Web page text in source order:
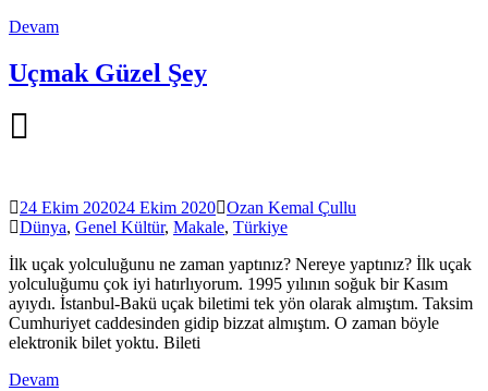
Devam
Uçmak Güzel Şey
24 Ekim 202024 Ekim 2020 Ozan Kemal Çullu
Dünya, Genel Kültür, Makale, Türkiye
İlk uçak yolculuğunu ne zaman yaptınız? Nereye yaptınız? İlk uçak
yolculuğumu çok iyi hatırlıyorum. 1995 yılının soğuk bir Kasım
ayıydı. İstanbul-Bakü uçak biletimi tek yön olarak almıştım. Taksim
Cumhuriyet caddesinden gidip bizzat almıştım. O zaman böyle
elektronik bilet yoktu. Bileti
Devam